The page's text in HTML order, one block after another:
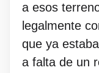
a esos
legalmente
que ya
a falta de un